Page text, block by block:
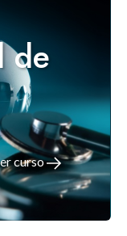
de
curso